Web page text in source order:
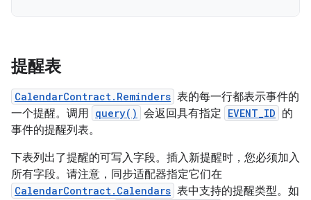
提醒表
CalendarContract.Reminders 表的每一行都表示事件的
一个提醒。调用 query() 会返回具有指定 EVENT_ID 的
事件的提醒列表。
下表列出了提醒的可写入字段。插入新提醒时，您必须加入
所有字段。请注意，同步适配器指定它们在
CalendarContract.Calendars 表中支持的提醒类型。如